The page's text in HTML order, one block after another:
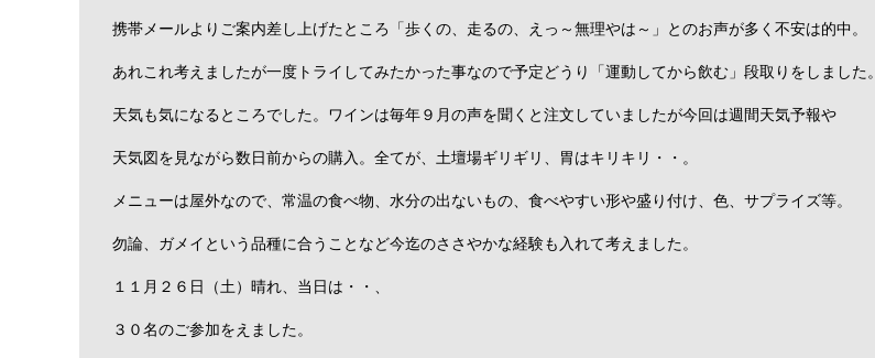
携帯メールよりご案内差し上げたところ「歩くの、走るの、えっ～無理やは～」とのお声が多く不安は的中。
あれこれ考えましたが一度トライしてみたかった事なので予定どうり「運動してから飲む」段取りをしました。
天気も気になるところでした。ワインは毎年９月の声を聞くと注文していましたが今回は週間天気予報や
天気図を見ながら数日前からの購入。全てが、土壇場ギリギリ、胃はキリキリ・・。
メニューは屋外なので、常温の食べ物、水分の出ないもの、食べやすい形や盛り付け、色、サプライズ等。
勿論、ガメイという品種に合うことなど今迄のささやかな経験も入れて考えました。
１１月２６日（土）晴れ、当日は・・、
３０名のご参加をえました。